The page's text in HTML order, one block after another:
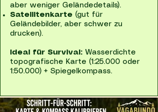
aber weniger Geländedetails).
Satellitenkarte (gut für
Geländebilder, aber schwer zu
drucken).
Ideal für Survival: Wasserdichte
topografische Karte (1:25.000 oder
1:50.000) + Spiegelkompass.